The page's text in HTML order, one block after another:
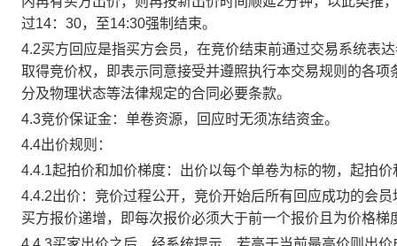
过14：30，至14:30强制结束。
4.2买方回应是指买方会员，在竞价结束前通过交易系统表
取得竞价权，即表示同意接受并遵照执行本交易规则的各
分及物理状态等法律规定的合同必要条款。
4.3竞价保证金：单卷资源，回应时无须冻结资金。
4.4出价规则：
4.4.1起拍价和加价梯度：出价以每个单卷为标的物，起拍
4.4.2出价：竞价过程公开，竞价开始后所有回应成功的会
买方报价递增，即每次报价必须大于前一个报价且为价格